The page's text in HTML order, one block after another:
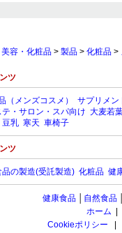
美容・化粧品 > 製品 > 化粧品 >
ツ
（メンズコスメ） サプリメン
テ・サロン・スパ向け 大麦若
豆乳 寒天 車椅子
ツ
品の製造(受託製造) 化粧品 健
健康食品 自然食品
ホーム
Cookieポリシー